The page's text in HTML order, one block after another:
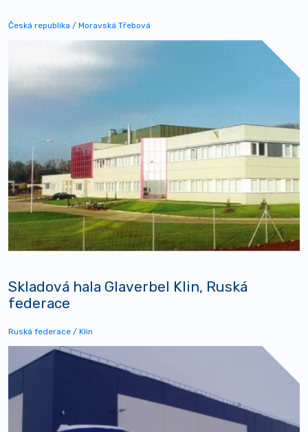
Česká republika / Moravská Třebová
Skladová hala Glaverbel Klin, Ruská
federace
Ruská federace / Klin